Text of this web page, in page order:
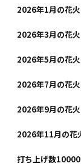
2026年1月の花
2026年3月の花
2026年5月の花
2026年7月の花
2026年9月の花
2026年11月の花
打ち上げ数